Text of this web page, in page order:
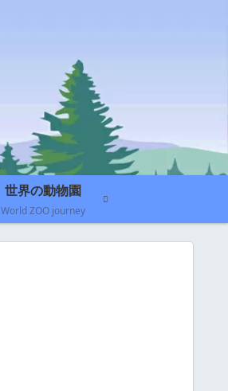
世界の動物園
World ZOO journey